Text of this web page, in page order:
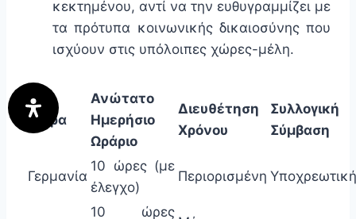
κεκτημένου, αντί να την ευθυγραμμίζει με
τα πρότυπα κοινωνικής δικαιοσύνης που
ισχύουν στις υπόλοιπες χώρες-μέλη.
Χώρα
Ανώτατο
Ημερήσιο
Ωράριο
Διευθέτηση
Χρόνου
Συλλογική
Σύμβαση
Γερμανία
10 ώρες (με
έλεγχο)
Περιορισμένη Υποχρεωτική
10 ώρες